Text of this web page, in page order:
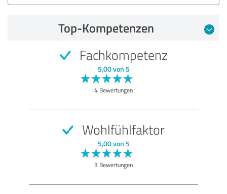
Top-Kompetenzen
Fachkompetenz
5,00 von 5
4 Bewertungen
Wohlfühlfaktor
5,00 von 5
3 Bewertungen